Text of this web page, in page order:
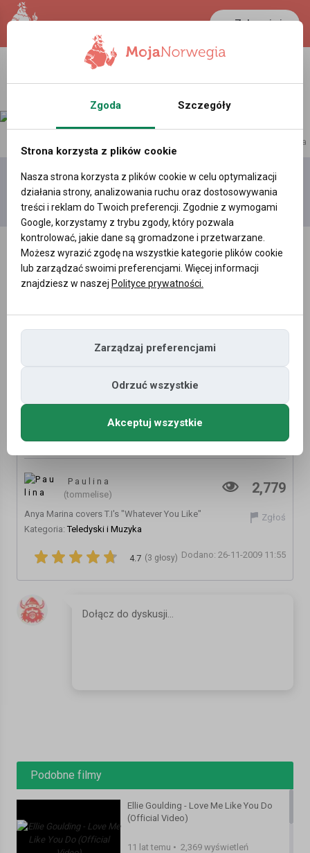
Zaloguj się
reklama
Dodaj
film
Moje
filmy
Wszystkie
Anya Marina - Whatever You Like (album
version)
P a u l i n a
(tommelise)
2,779
Zgłoś
Anya Marina covers T.I's "Whatever You Like"
Kategoria:Teledyski i Muzyka
Dodano: 26-11-2009 11:55
(3 głosy)
4.7
Podobne filmy
Ellie Goulding - Love Me Like You Do
(Official Video)
11 lat temu • 2,369 wyświetleń
Zgoda Szczegóły
Strona korzysta z plików cookie
Nasza strona korzysta z plików cookie w celu optymalizacji
działania strony, analizowania ruchu oraz dostosowywania
treści i reklam do Twoich preferencji. Zgodnie z wymogami
Google, korzystamy z trybu zgody, który pozwala
kontrolować, jakie dane są gromadzone i przetwarzane.
Możesz wyrazić zgodę na wszystkie kategorie plików cookie
lub zarządzać swoimi preferencjami. Więcej informacji
znajdziesz w naszej Polityce prywatności.
Zarządzaj preferencjami
Odrzuć wszystkie
Akceptuj wszystkie